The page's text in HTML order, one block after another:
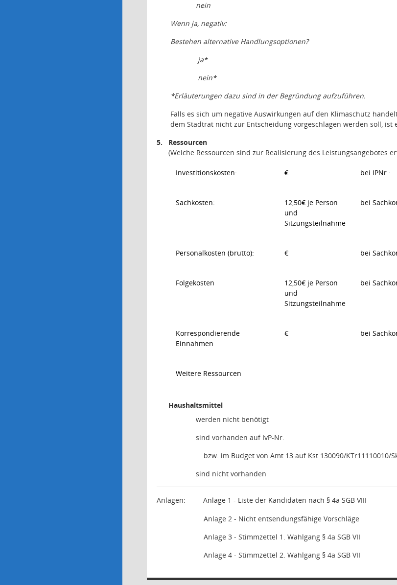
nein
Wenn ja, negativ:
Bestehen alternative Handlungsoptionen?
ja*
nein*
*Erläuterungen dazu sind in der Begründung aufzuführen.
Falls es sich um negative Auswirkungen auf den Klimaschutz
dem Stadtrat nicht zur Entscheidung vorgeschlagen werden soll,
5.
Ressourcen
(Welche Ressourcen sind zur Realisierung des Leistungsangebotes
Investitionskosten: € bei IPNr.:
Sachkosten:
12,50€ je Person
und
Sitzungsteilnahme
bei
Personalkosten (brutto): € bei
Folgekosten
12,50€ je Person
und
Sitzungsteilnahme
bei
Korrespondierende
Einnahmen
€ bei
Weitere Ressourcen
Haushaltsmittel
werden nicht benötigt
sind vorhanden auf IvP-Nr.
bzw. im Budget von Amt 13 auf Kst 130090/KTr11110010/
sind nicht vorhanden
Anlagen:
Anlage 1 - Liste der Kandidaten nach § 4a SGB VIII
Anlage 2 - Nicht entsendungsfähige Vorschläge
Anlage 3 - Stimmzettel 1. Wahlgang § 4a SGB VII
Anlage 4 - Stimmzettel 2. Wahlgang § 4a SGB VII